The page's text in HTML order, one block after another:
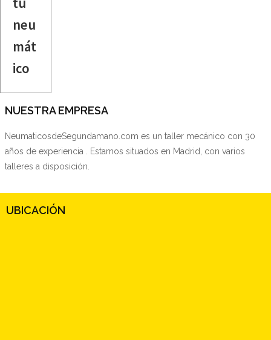
neu
mát
ico
NUESTRA EMPRESA
NeumaticosdeSegundamano.com es un taller mecánico con 30
años de experiencia . Estamos situados en Madrid, con varios
talleres a disposición.
UBICACIÓN